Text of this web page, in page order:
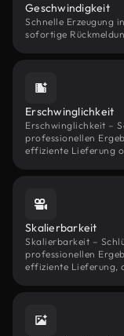
Geschwindigkeit
Schnelle Erzeugung
sofortige
Erschwinglichkeit
Erschwinglichkeit –
professionellen
effiziente Lieferung
Skalierbarkeit
Skalierbarkeit –
professionellen
effiziente Lieferung,